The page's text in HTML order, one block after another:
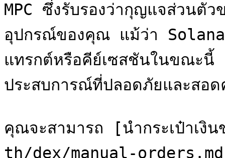
MPC ซึ่งรับรองว่ากุญแจส่วนตั
อุปกรณ์ของคุณ แม้ว่า Solana
แทรกต์หรือคีย์เซสชันในขณะนี้
ประสบการณ์ที่ปลอดภัยและสอด
คุณจะสามารถ [นำกระเป๋าเ
th/dex/manual-